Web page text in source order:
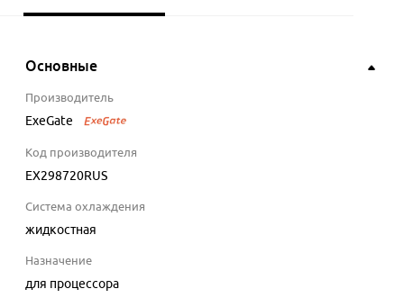
Основные
Производитель
ExeGate
Код производителя
EX298720RUS
Система охлаждения
жидкостная
Назначение
для процессора